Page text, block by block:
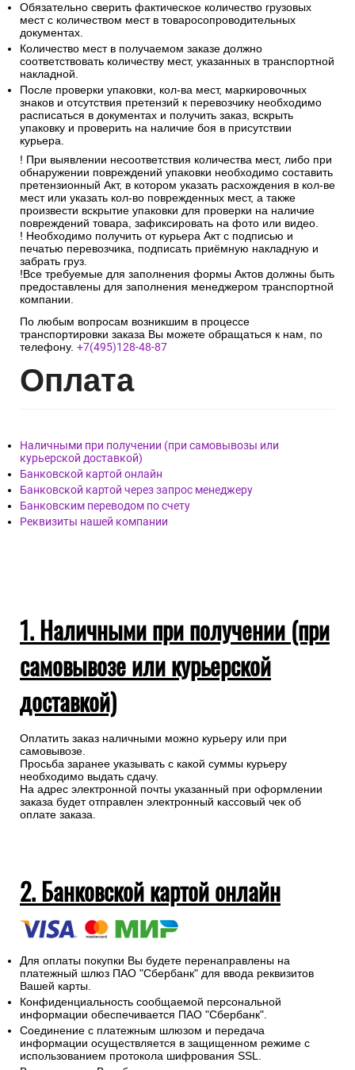
Обязательно сверить фактическое количество грузовых
мест с количеством мест в товаросопроводительных
документах.
Количество мест в получаемом заказе должно
соответствовать количеству мест, указанных в транспортной
накладной.
После проверки упаковки, кол-ва мест, маркировочных
знаков и отсутствия претензий к перевозчику необходимо
расписаться в документах и получить заказ, вскрыть
упаковку и проверить на наличие боя в присутствии
курьера.
! При выявлении несоответствия количества мест, либо при
обнаружении повреждений упаковки необходимо составить
претензионный Акт, в котором указать расхождения в кол-ве
мест или указать кол-во поврежденных мест, а также
произвести вскрытие упаковки для проверки на наличие
повреждений товара, зафиксировать на фото или видео.
! Необходимо получить от курьера Акт с подписью и
печатью перевозчика, подписать приёмную накладную и
забрать груз.
!Все требуемые для заполнения формы Актов должны быть
предоставлены для заполнения менеджером транспортной
компании.
По любым вопросам возникшим в процессе
транспортировки заказа Вы можете обращаться к нам, по
телефону. +7(495)128-48-87
Оплата
Наличными при получении (при самовывозы или
курьерской доставкой)
Банковской картой онлайн
Банковской картой через запрос менеджеру
Банковским переводом по счету
Реквизиты нашей компании
1. Наличными при получении (при
самовывозе или курьерской
доставкой)
Оплатить заказ наличными можно курьеру или при
самовывозе.
Просьба заранее указывать с какой суммы курьеру
необходимо выдать сдачу.
На адрес электронной почты указанный при оформлении
заказа будет отправлен электронный кассовый чек об
оплате заказа.
2. Банковской картой онлайн
Для оплаты покупки Вы будете перенаправлены на
платежный шлюз ПАО "Сбербанк" для ввода реквизитов
Вашей карты.
Конфиденциальность сообщаемой персональной
информации обеспечивается ПАО "Сбербанк".
Соединение с платежным шлюзом и передача
информации осуществляется в защищенном режиме с
использованием протокола шифрования SSL.